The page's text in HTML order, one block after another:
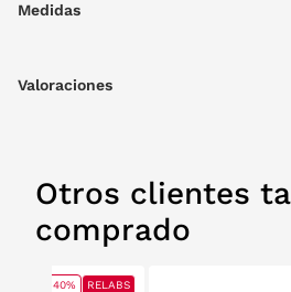
Medidas
Valoraciones
Otros clientes
comprado
40% RELABS